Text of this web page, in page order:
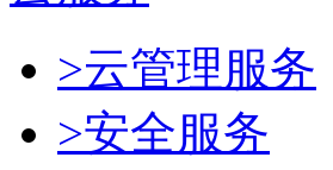
>云管理服务
>安全服务